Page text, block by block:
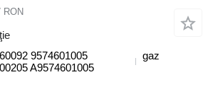
RON
9574601005
A9574601005
gaz